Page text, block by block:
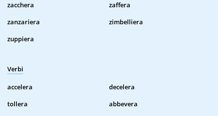
zacchera
zaffera
zanzariera
zimbelliera
zuppiera
Verbi
accelera
decelera
tollera
abbevera